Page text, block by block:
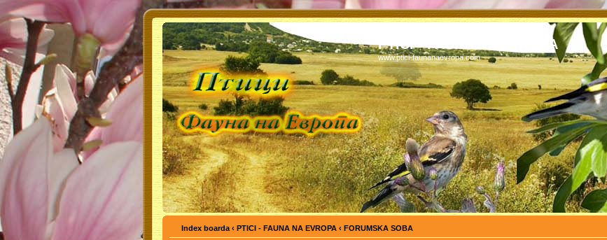
PTICI - FAUNA NA EVROPA
www.ptici-faunanaevropa.com
Index boarda ‹ PTICI - FAUNA NA EVROPA ‹ FORUMSKA SOBA